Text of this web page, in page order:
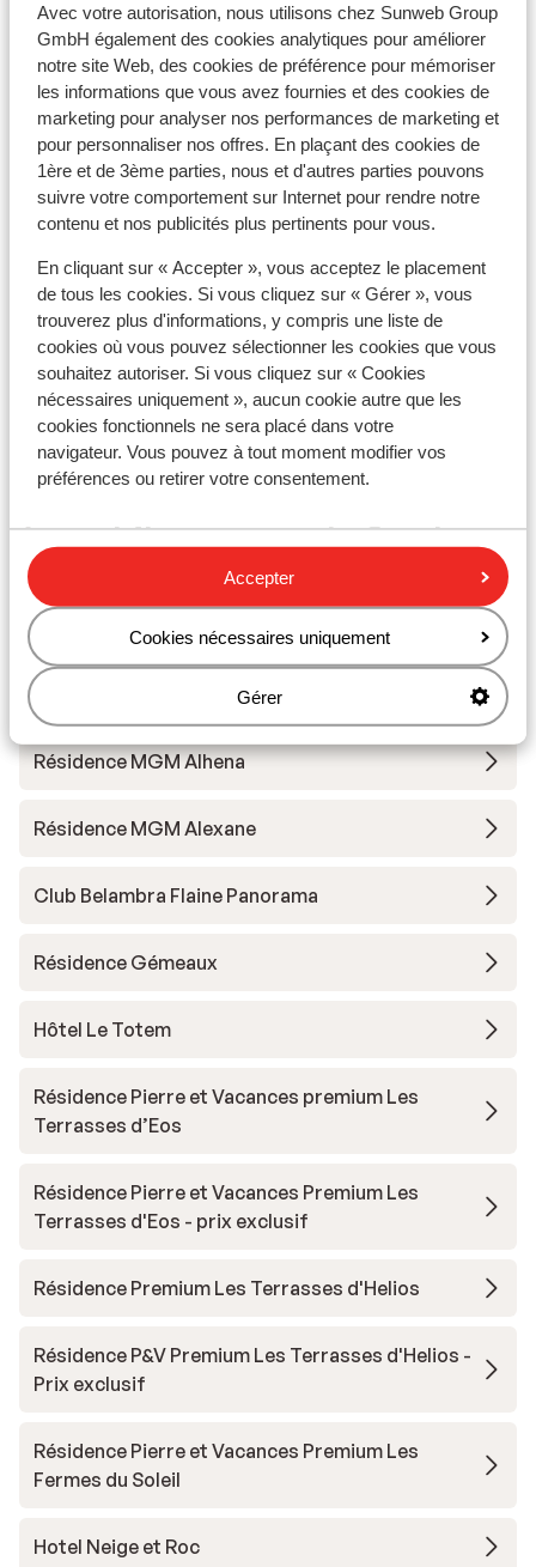
Avec votre autorisation, nous utilisons chez Sunweb Group
GmbH également des cookies analytiques pour améliorer
notre site Web, des cookies de préférence pour mémoriser
les informations que vous avez fournies et des cookies de
marketing pour analyser nos performances de marketing et
pour personnaliser nos offres. En plaçant des cookies de
1ère et de 3ème parties, nous et d'autres parties pouvons
suivre votre comportement sur Internet pour rendre notre
contenu et nos publicités plus pertinents pour vous.
En cliquant sur « Accepter », vous acceptez le placement
de tous les cookies. Si vous cliquez sur « Gérer », vous
trouverez plus d'informations, y compris une liste de
cookies où vous pouvez sélectionner les cookies que vous
souhaitez autoriser. Si vous cliquez sur « Cookies
nécessaires uniquement », aucun cookie autre que les
cookies fonctionnels ne sera placé dans votre
navigateur. Vous pouvez à tout moment modifier vos
préférences ou retirer votre consentement.
Accepter
Cookies nécessaires uniquement
Gérer
À proximité
Distance du centre-ville: environ 150 mètres
Distance jusqu'aux pistes de ski environ 500
mètres
Distance jusqu'aux remontées mécaniques
environ 150 mètres
Forfait, cours et matériel de ski
Forfait remontées mécaniques
Cours de ski
Matériel de ski
Autres hébergements - Le Grand
Massif
Hôtel MGM Les Suites d'Alexane
Résidence MGM Alhena
Résidence MGM Alexane
Club Belambra Flaine Panorama
Résidence Gémeaux
Hôtel Le Totem
Résidence Pierre et Vacances premium Les
Terrasses d’Eos
Résidence Pierre et Vacances Premium Les
Terrasses d'Eos - prix exclusif
Résidence Premium Les Terrasses d'Helios
Résidence P&V Premium Les Terrasses d'Helios -
Prix exclusif
Résidence Pierre et Vacances Premium Les
Fermes du Soleil
Hotel Neige et Roc